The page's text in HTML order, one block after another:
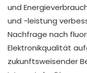
und
und -leistung
Nachfrage nach
Elektronikqualität
zukunftsweisender